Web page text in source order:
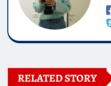
RELATED STORY